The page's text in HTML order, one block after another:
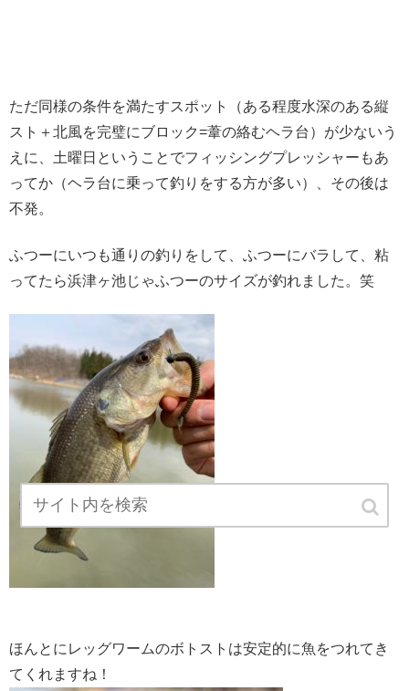
ただ同様の条件を満たすスポット（ある程度水深のある縦
スト＋北風を完璧にブロック=葦の絡むヘラ台）が少ないう
えに、土曜日ということでフィッシングプレッシャーもあ
ってか（ヘラ台に乗って釣りをする方が多い）、その後は
不発。
ふつーにいつも通りの釣りをして、ふつーにバラして、粘
ってたら浜津ヶ池じゃふつーのサイズが釣れました。笑
ほんとにレッグワームのボトストは安定的に魚をつれてき
てくれますね！